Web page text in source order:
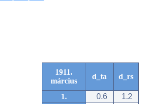
1911.
március
d_ta d_rs
1. 0.6
1.2